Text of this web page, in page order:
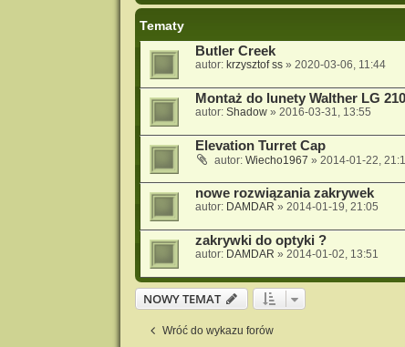
Tematy
Butler Creek
autor: krzysztof ss» 2020-03-06, 11:44
Montaż do lunety Walther LG 210
autor: Shadow» 2016-03-31, 13:55
Elevation Turret Cap
autor: Wiecho1967 » 2014-01-22,
nowe rozwiązania zakrywek
autor: DAMDAR » 2014-01-19, 21:05
zakrywki do optyki ?
autor: DAMDAR » 2014-01-02, 13:51
NOWY TEMAT
Wróć do wykazu forów